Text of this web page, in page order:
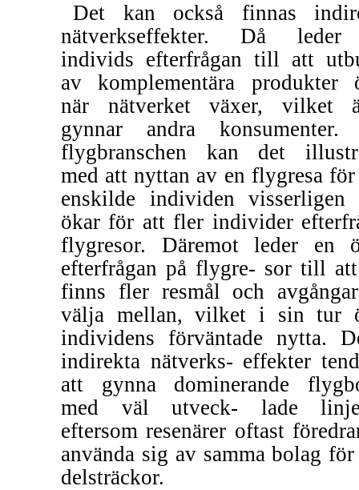
Det kan också finnas
nätverkseffekter. Då
individs efterfrågan till att
av komplementära produkter
när nätverket växer, vilket
gynnar andra konsumenter.
flygbranschen kan det
med att nyttan av en flygresa för
enskilde individen visserligen
ökar för att fler individer
flygresor. Däremot leder en
efterfrågan på flygre- sor till
finns fler resmål och
välja mellan, vilket i sin tur
individens förväntade nytta.
indirekta nätverks- effekter
att gynna dominerande
med väl utveck- lade
eftersom resenärer oftast
använda sig av samma bolag
delsträckor.